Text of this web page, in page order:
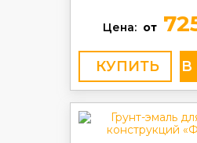
Цена: от
КУПИТЬ